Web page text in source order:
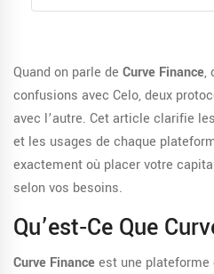
Quand on parle de Curve Finance,
confusions avec Celo, deux
avec l’autre. Cet article clarifie
et les usages de chaque
exactement où placer votre
selon vos besoins.
Qu’est‑ce Que
Curve Financeest une plateforme